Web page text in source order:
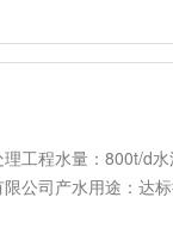
工程水量：800t/d水
公司产水用途：达